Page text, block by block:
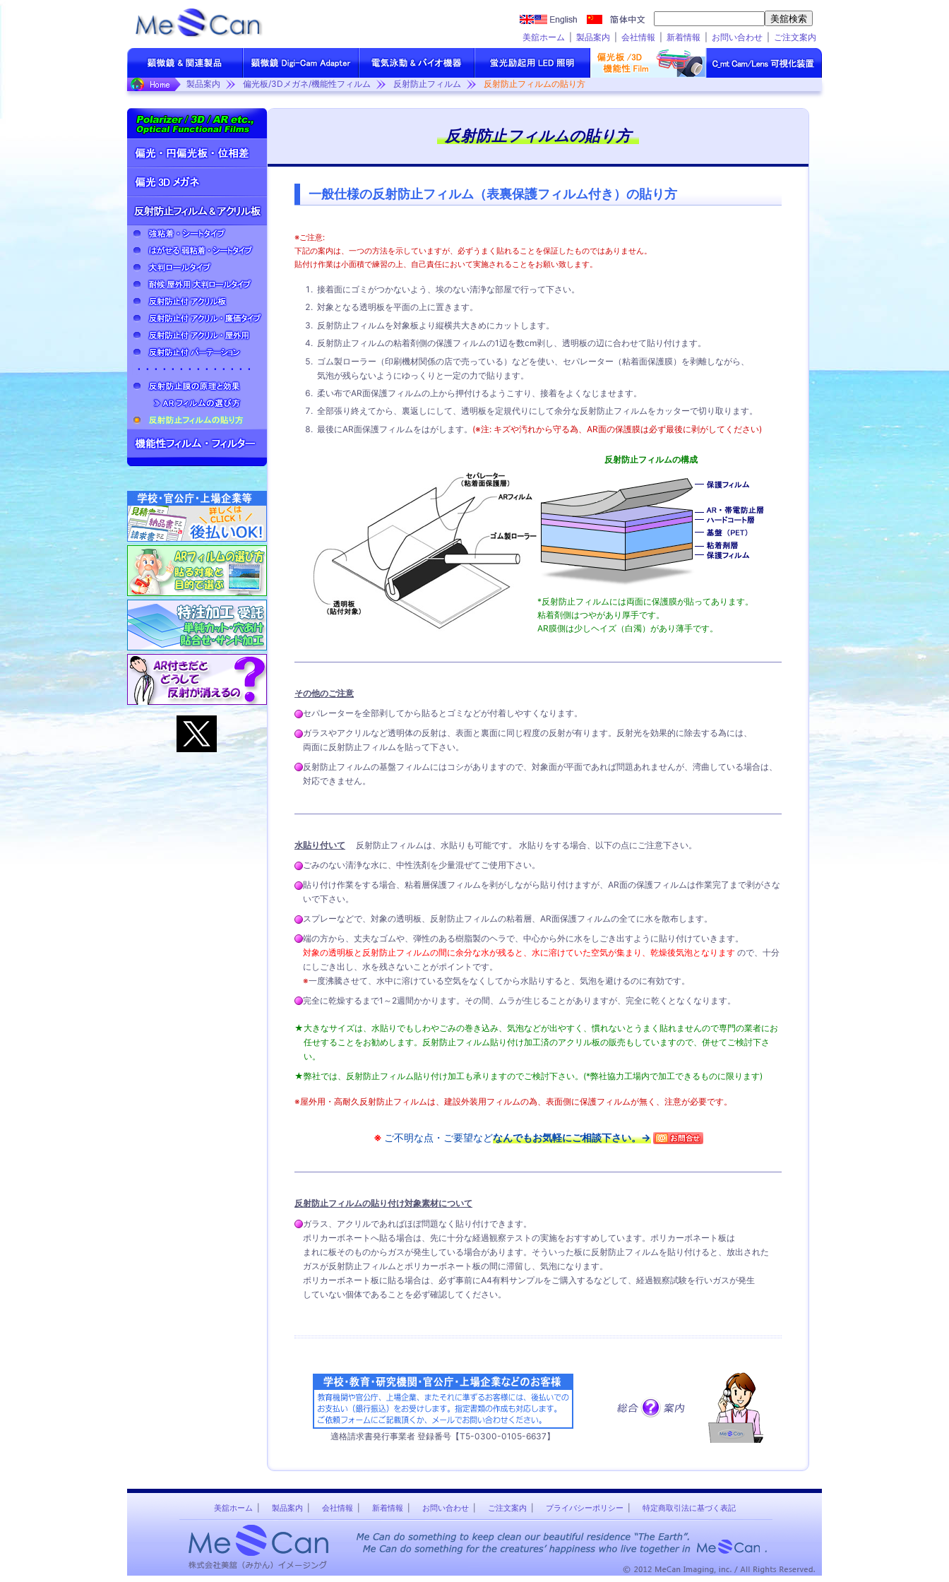
美舘ホーム 製品案内 会社情報 新着情報 お問い合わせ ご注文案内
製品案内 偏光板/3Dメガネ/機能性フィルム 反射防止フィルム 反射防止フィルムの貼り方
反射防止フィルムの貼り方
一般仕様の反射防止フィルム（表裏保護フィルム付き）の貼り方
※ご注意:
下記の案内は、一つの方法を示していますが、必ずうまく貼れることを保証したものではありません。
貼付け作業は小面積で練習の上、自己責任において実施されることをお願い致します。
接着面にゴミがつかないよう、埃のない清浄な部屋で行って下さい。
対象となる透明板を平面の上に置きます。
反射防止フィルムを対象板より縦横共大きめにカットします。
反射防止フィルムの粘着剤側の保護フィルムの1辺を数cm剥し、透明板の辺に合わせて貼り付けます。
ゴム製ローラー（印刷機材関係の店で売っている）などを使い、セパレーター（粘着面保護膜）を剥離しながら、
気泡が残らないようにゆっくりと一定の力で貼ります。
柔い布でAR面保護フィルムの上から押付けるようこすり、接着をよくなじませます。
全部張り終えてから、裏返しにして、透明板を定規代りにして余分な反射防止フィルムをカッターで切り取ります。
最後にAR面保護フィルムをはがします。 (※注: キズや汚れから守る為、AR面の保護膜は必ず最後に剥がしてください)
反射防止フィルムの構成
*反射防止フィルムには両面に保護膜が貼ってあります。
粘着剤側はつやがあり厚手です。
AR膜側は少しヘイズ（白濁）があり薄手です。
その他のご注意
セパレーターを全部剥してから貼るとゴミなどが付着しやすくなります。
ガラスやアクリルなど透明体の反射は、表面と裏面に同じ程度の反射が有ります。反射光を効果的に除去する為には、
両面に反射防止フィルムを貼って下さい。
反射防止フィルムの基盤フィルムにはコシがありますので、対象面が平面であれば問題あれませんが、湾曲している場合は、
対応できません。
水貼り付いて 反射防止フィルムは、水貼りも可能です。 水貼りをする場合、以下の点にご注意下さい。
ごみのない清浄な水に、中性洗剤を少量混ぜてご使用下さい。
貼り付け作業をする場合、粘着層保護フィルムを剥がしながら貼り付けますが、AR面の保護フィルムは作業完了まで剥がさな
いで下さい。
スプレーなどで、対象の透明板、反射防止フィルムの粘着層、AR面保護フィルムの全てに水を散布します。
端の方から、丈夫なゴムや、弾性のある樹脂製のヘラで、中心から外に水をしごき出すように貼り付けていきます。
対象の透明板と反射防止フィルムの間に余分な水が残ると、水に溶けていた空気が集まり、乾燥後気泡となります ので、十分
にしごき出し、水を残さないことがポイントです。
※一度沸騰させて、水中に溶けている空気をなくしてから水貼りすると、気泡を避けるのに有効です。
完全に乾燥するまで1～2週間かかります。その間、ムラが生じることがありますが、完全に乾くとなくなります。
大きなサイズは、水貼りでもしわやごみの巻き込み、気泡などが出やすく、慣れないとうまく貼れませんので専門の業者にお
任せすることをお勧めします。反射防止フィルム貼り付け加工済のアクリル板の販売もしていますので、併せてご検討下さ
い。
弊社では、反射防止フィルム貼り付け加工も承りますのでご検討下さい。(*弊社協力工場内で加工できるものに限ります)
※屋外用・高耐久反射防止フィルムは、建設外装用フィルムの為、表面側に保護フィルムが無く、注意が必要です。
※ ご不明な点・ご要望などなんでもお気軽にご相談下さい。→
反射防止フィルムの貼り付け対象素材について
ガラス、アクリルであればほぼ問題なく貼り付けできます。
ポリカーボネートへ貼る場合は、先に十分な経過観察テストの実施をおすすめしています。ポリカーボネート板は
まれに板そのものからガスが発生している場合があります。そういった板に反射防止フィルムを貼り付けると、放出された
ガスが反射防止フィルムとポリカーボネート板の間に滞留し、気泡になります。
ポリカーボネート板に貼る場合は、必ず事前にA4有料サンプルをご購入するなどして、経過観察試験を行いガスが発生
していない個体であることを必ず確認してください。
適格請求書発行事業者 登録番号【T5-0300-0105-6637】
美舘ホーム 製品案内 会社情報 新着情報 お問い合わせ ご注文案内 プライバシーポリシー 特定商取引法に基づく表記